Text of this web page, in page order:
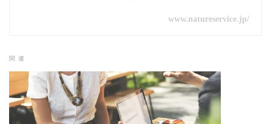
www.natureservice.jp/
関連